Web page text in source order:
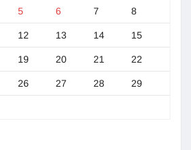
5 6 7 8
12 13 14 15
19 20 21 22
26 27 28 29